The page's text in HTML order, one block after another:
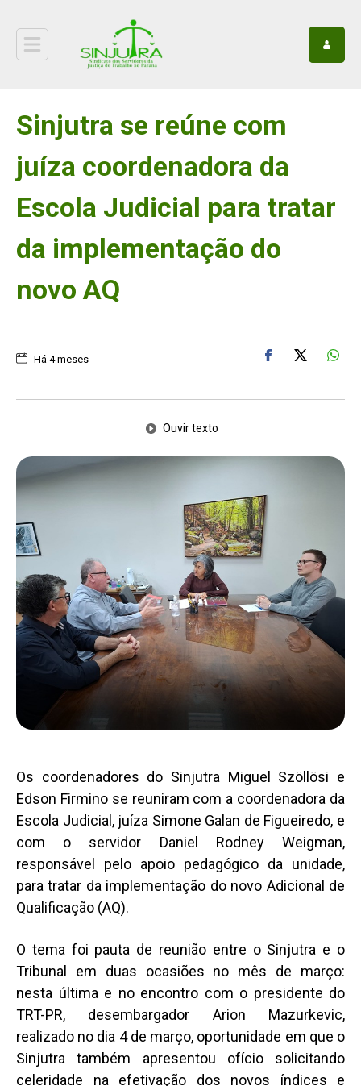
Sinjutra se reúne com
juíza coordenadora da
Escola Judicial para tratar
da implementação do
novo AQ
Há 4 meses
Ouvir texto
Os coordenadores do Sinjutra Miguel Szöllösi e
Edson Firmino se reuniram com a coordenadora da
Escola Judicial, juíza Simone Galan de Figueiredo, e
com o servidor Daniel Rodney Weigman,
responsável pelo apoio pedagógico da unidade,
para tratar da implementação do novo Adicional de
Qualificação (AQ).
O tema foi pauta de reunião entre o Sinjutra e o
Tribunal em duas ocasiões no mês de março:
nesta última e no encontro com o presidente do
TRT-PR, desembargador Arion Mazurkevic,
realizado no dia 4 de março, oportunidade em que o
Sinjutra também apresentou ofício solicitando
celeridade na efetivação dos novos índices e